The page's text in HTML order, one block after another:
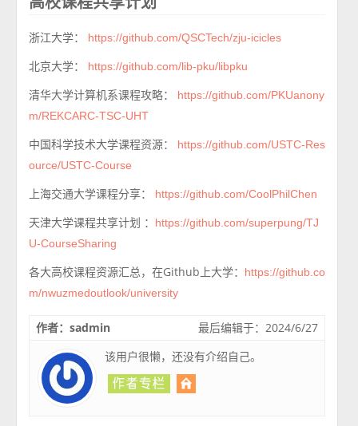
浙江大学： https://github.com/QSCTech/zju-icicles
北京大学： https://github.com/lib-pku/libpku
清华大学计算机系课程攻略：
https://github.com/PKUanony
m/REKCARC-TSC-UHT
中国科学技术大学课程资源：
https://github.com/USTC-Res
ource/USTC-Course
上海交通大学课程分享： https://github.com/CoolPhilChen
天津大学课程共享计划 ：
https://github.com/superpung/TJ
U-CourseSharing
各大高校课程资源汇总，在Github上大学：
https://github.co
m/nwuzmedoutlook/university
最后编辑于：2024/6/27
作者：sadmin
该用户很懒，还没有介绍自己。